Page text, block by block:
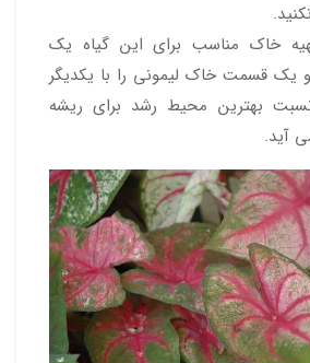
خاک مناسب برای این گیاه یک
و یک قسمت خاک لیمونی را با یکدیگر
بهترین محیط رشد برای ریشه
آید.